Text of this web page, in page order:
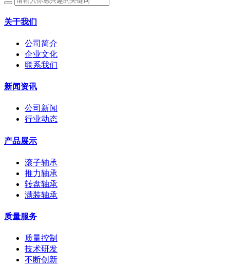
关于我们
公司简介
企业文化
联系我们
新闻资讯
公司新闻
行业动态
产品展示
滚子轴承
推力轴承
转盘轴承
满装轴承
质量服务
质量控制
技术研发
不断创新